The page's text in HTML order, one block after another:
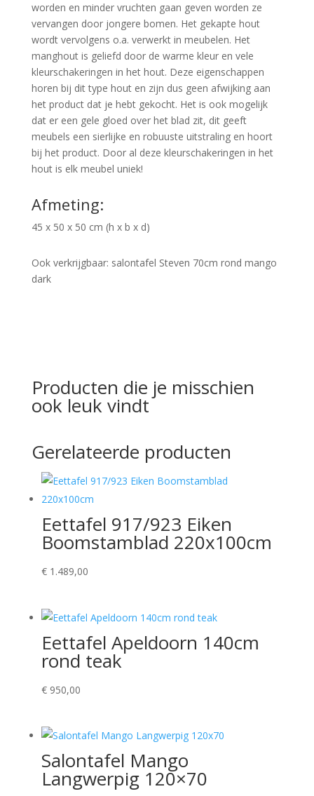
worden en minder vruchten gaan geven worden ze
vervangen door jongere bomen. Het gekapte hout
wordt vervolgens o.a. verwerkt in meubelen. Het
manghout is geliefd door de warme kleur en vele
kleurschakeringen in het hout. Deze eigenschappen
horen bij dit type hout en zijn dus geen afwijking aan
het product dat je hebt gekocht. Het is ook mogelijk
dat er een gele gloed over het blad zit, dit geeft
meubels een sierlijke en robuuste uitstraling en hoort
bij het product. Door al deze kleurschakeringen in het
hout is elk meubel uniek!
Afmeting:
45 x 50 x 50 cm (h x b x d)
Ook verkrijgbaar: salontafel Steven 70cm rond mango
dark
Producten die je misschien
ook leuk vindt
Gerelateerde producten
Eettafel 917/923 Eiken
Boomstamblad 220x100cm
€1.489,00
Eettafel Apeldoorn 140cm
rond teak
€950,00
Salontafel Mango
Langwerpig 120×70